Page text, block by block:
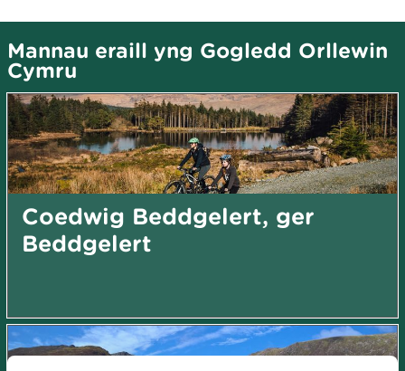
Mannau eraill yng Gogledd Orllewin
Cymru
Coedwig Beddgelert, ger
Beddgelert